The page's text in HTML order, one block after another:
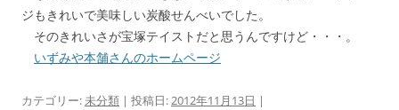
ジもきれいで美味しい炭酸せんべいでした。
そのきれいさが宝塚テイストだと思うんですけど・・・。
いずみや本舗さんのホームページ
カテゴリー:未分類 | 投稿日:2012年11月13日 |